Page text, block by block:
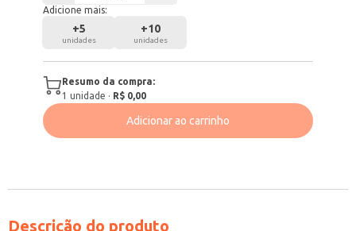
Adicione mais:
+5
unidades
+10
unidades
Resumo da compra:
1 unidade · R$ 0,00
Adicionar ao carrinho
Descrição do produto